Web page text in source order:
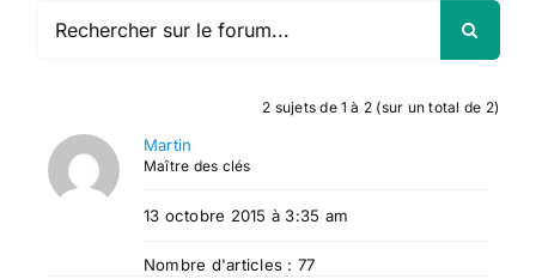
Ressources
2 sujets de 1 à 2 (sur un total de 2)
Martin
Maître des clés
13 octobre 2015 à 3:35 am
Nombre d'articles : 77